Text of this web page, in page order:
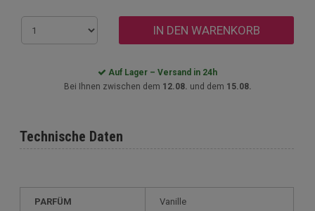
IN DEN WARENKORB
Auf Lager – Versand in 24h
Bei Ihnen zwischen dem 12.08. und dem 15.08.
Technische Daten
PARFÜM Vanille